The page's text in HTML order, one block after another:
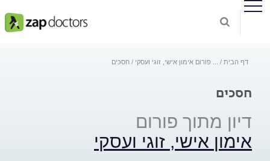
דף הבית פורום אימון אישי, זוגי ועסקי חסכים
חסכים
דיון מתוך פורום
אימון אישי, זוגי ועסקי